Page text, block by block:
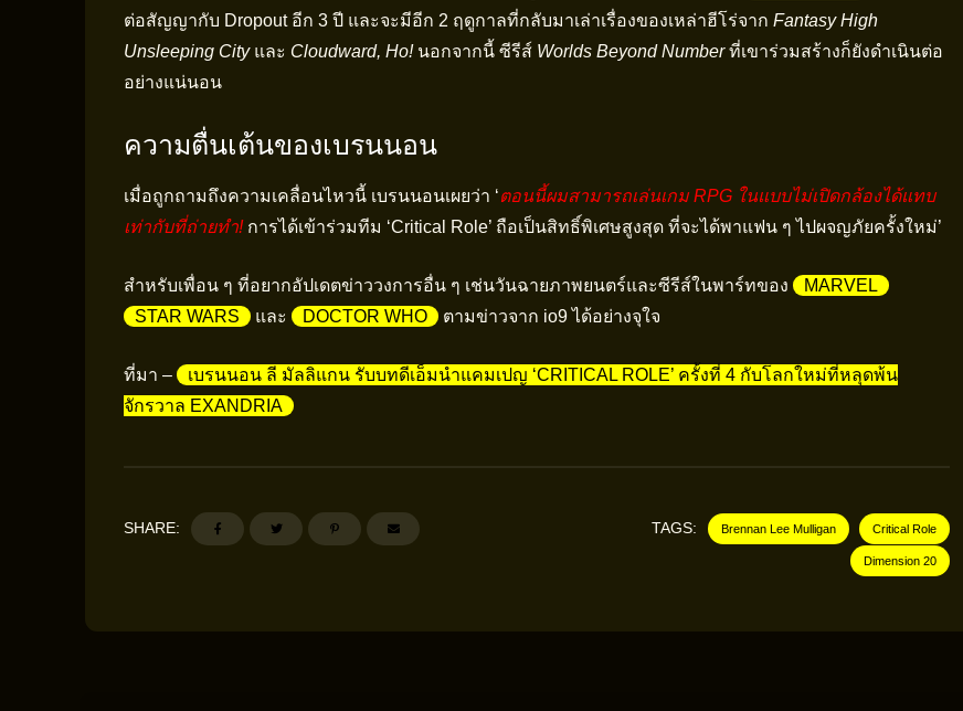
ต่อสัญญากับ Dropout อีก 3 ปี และจะมีอีก 2 ฤดูกาลที่กลับมาเล่าเรื่องของเหล่าฮีโร่จาก Fantasy High
Unsleeping Cityและ Cloudward, Ho!นอกจากนี้ ซีรีส์ Worlds Beyond Numberที่เขาร่วมสร้างก็ยังดำเนินต่อ
อย่างแน่นอน
ความตื่นเต้นของเบรนนอน
เมื่อถูกถามถึงความเคลื่อนไหวนี้ เบรนนอนเผยว่า ‘ตอนนี้ผมสามารถเล่นเกม RPG ในแบบไม่เปิดกล้องได้แทบ
เท่ากับที่ถ่ายทำ!การได้เข้าร่วมทีม ‘Critical Role’ ถือเป็นสิทธิ์พิเศษสูงสุด ที่จะได้พาแฟน ๆ ไปผจญภัยครั้งใหม่’
สำหรับเพื่อน ๆ ที่อยากอัปเดตข่าววงการอื่น ๆ เช่นวันฉายภาพยนตร์และซีรีส์ในพาร์ทของ
MARVEL
STAR WARS
และ DOCTOR WHO ตามข่าวจาก io9 ได้อย่างจุใจ
ที่มา –
เบรนนอน ลี มัลลิแกน รับบทดีเอ็มนำแคมเปญ ‘CRITICAL ROLE’ ครั้งที่ 4 กับโลกใหม่ที่หลุดพ้น
จักรวาล EXANDRIA
SHARE: TAGS: Brennan Lee Mulligan Critical Role
Dimension 20